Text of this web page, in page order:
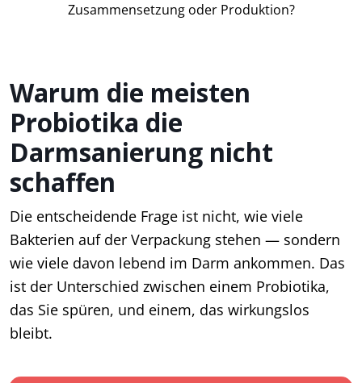
Zusammensetzung oder Produktion?
Warum die meisten
Probiotika die
Darmsanierung nicht
schaffen
Die entscheidende Frage ist nicht, wie viele
Bakterien auf der Verpackung stehen — sondern
wie viele davon lebend im Darm ankommen. Das
ist der Unterschied zwischen einem Probiotika,
das Sie spüren, und einem, das wirkungslos
bleibt.